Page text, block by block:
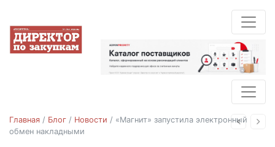
Назад
Главная / Блог / Новости / «Магнит» запустила электронный
обмен накладными